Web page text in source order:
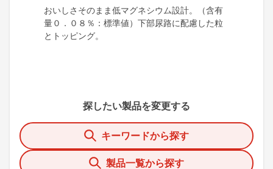
おいしさそのまま低マグネシウム設計。（含有
量０．０８％：標準値）下部尿路に配慮した粒
とトッピング。
探したい製品を変更する
キーワードから探す
製品一覧から探す